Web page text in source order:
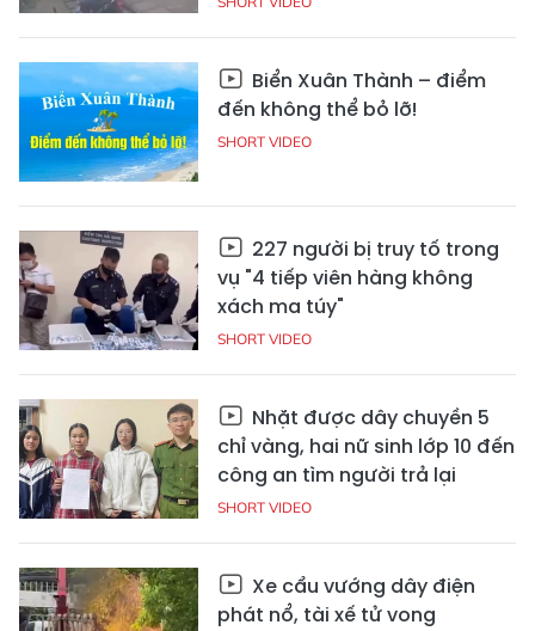
Biển Xuân Thành – điểm
đến không thể bỏ lỡ!
SHORT VIDEO
227 người bị truy tố trong
vụ "4 tiếp viên hàng không
xách ma túy"
SHORT VIDEO
Nhặt được dây chuyền 5
chỉ vàng, hai nữ sinh lớp 10 đến
công an tìm người trả lại
SHORT VIDEO
Xe cẩu vướng dây điện
phát nổ, tài xế tử vong